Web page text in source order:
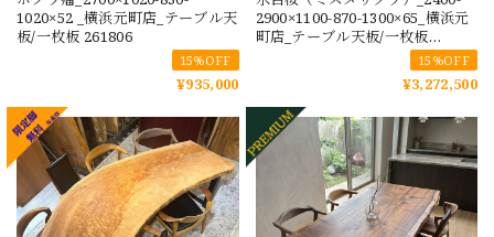
1020×52 _横浜元町店_テーブル天
板/一枚板 261806
15%OFF
¥935,000
2900×1100-870-1300×65_横浜元
町店_テーブル天板/一枚板
15%OFF
¥3,272,500